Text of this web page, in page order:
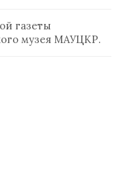
газеты
музея МАУЦКР.